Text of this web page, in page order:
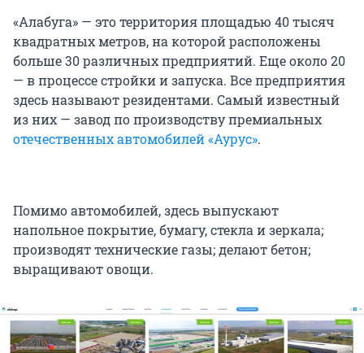
«Алабуга» — это территория площадью 40 тысяч
квадратных метров, на которой расположены
больше 30 различных предприятий. Еще около 20
— в процессе стройки и запуска. Все предприятия
здесь называют резидентами. Самый известный
из них — завод по производству премиальных
отечественных автомобилей «Аурус».
Помимо автомобилей, здесь выпускают
напольное покрытие, бумагу, стекла и зеркала;
производят технические газы; делают бетон;
выращивают овощи.